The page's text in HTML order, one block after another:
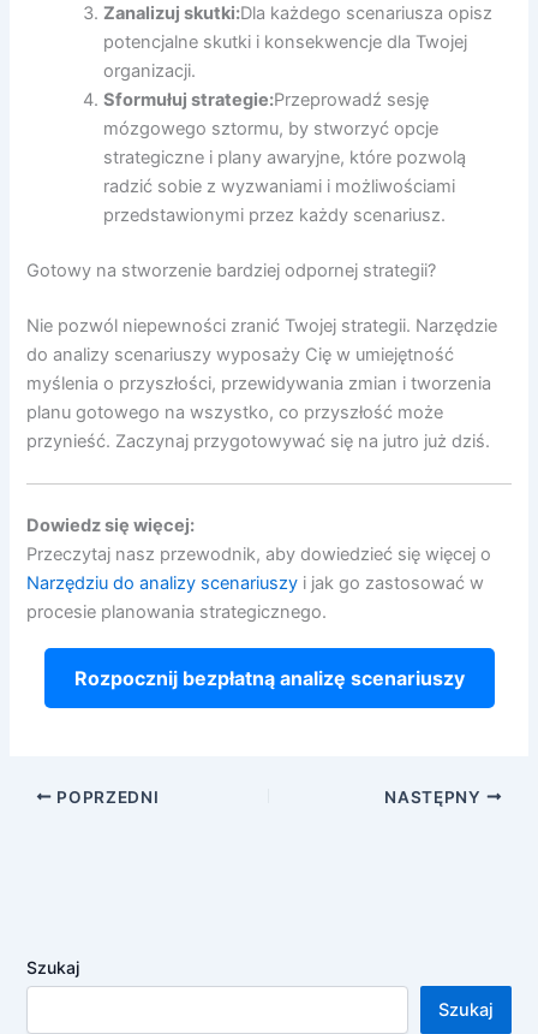
Zanalizuj skutki:Dla każdego scenariusza opisz
potencjalne skutki i konsekwencje dla Twojej
organizacji.
Sformułuj strategie:Przeprowadź sesję
mózgowego sztormu, by stworzyć opcje
strategiczne i plany awaryjne, które pozwolą
radzić sobie z wyzwaniami i możliwościami
przedstawionymi przez każdy scenariusz.
Gotowy na stworzenie bardziej odpornej strategii?
Nie pozwól niepewności zranić Twojej strategii. Narzędzie
do analizy scenariuszy wyposaży Cię w umiejętność
myślenia o przyszłości, przewidywania zmian i tworzenia
planu gotowego na wszystko, co przyszłość może
przynieść. Zaczynaj przygotowywać się na jutro już dziś.
Dowiedz się więcej:
Przeczytaj nasz przewodnik, aby dowiedzieć się więcej o
Narzędziu do analizy scenariuszy i jak go zastosować w
procesie planowania strategicznego.
Rozpocznij bezpłatną analizę scenariuszy
POPRZEDNI NASTĘPNY
Szukaj
Szukaj